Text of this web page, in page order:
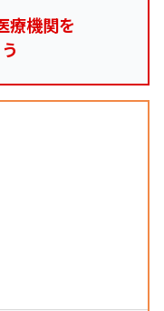
療機関を